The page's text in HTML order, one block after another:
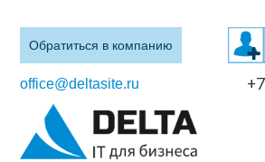
Обратиться в компанию
office@deltasite.ru